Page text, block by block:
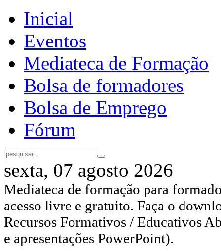
Inicial
Eventos
Mediateca de Formação
Bolsa de formadores
Bolsa de Emprego
Fórum
sexta, 07 agosto 2026
Mediateca de formação para
acesso livre e gratuito. Faça o
Recursos Formativos / Educativos
e apresentações PowerPoint).